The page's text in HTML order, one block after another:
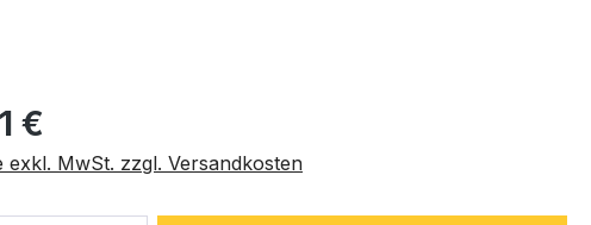
Preis:
€
exkl. MwSt. zzgl. Versandkosten